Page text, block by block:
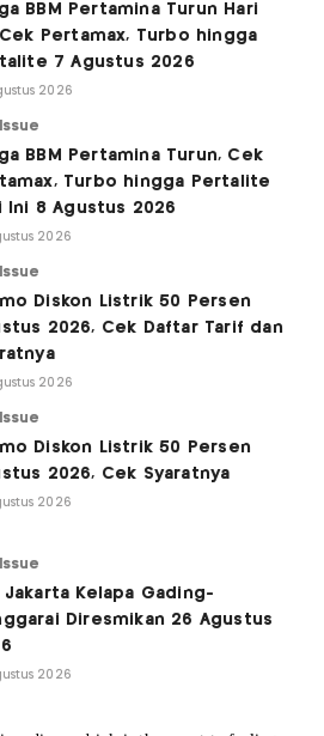
BBM Pertamina Turun Hari
Cek Pertamax, Turbo hingga
7 Agustus 2026
2026
BBM Pertamina Turun, Cek
Turbo hingga Pertalite
Ini 8 Agustus 2026
2026
Diskon Listrik 50 Persen
2026, Cek Daftar Tarif dan
2026
Diskon Listrik 50 Persen
2026, Cek Syaratnya
2026
Jakarta Kelapa Gading-
Diresmikan 26 Agustus
2026